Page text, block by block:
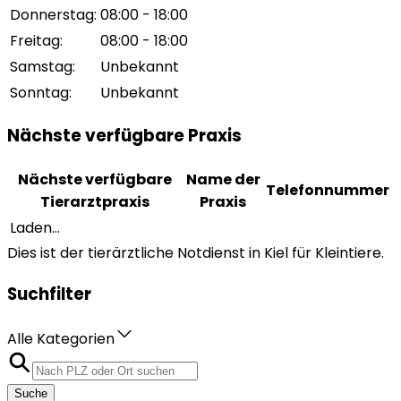
Donnerstag: 08:00 - 18:00
Freitag:
08:00 - 18:00
Samstag:
Unbekannt
Sonntag: Unbekannt
Nächste verfügbare Praxis
Nächste verfügbare
Tierarztpraxis
Name der
Praxis
Telefonnummer
Laden...
Dies ist der tierärztliche Notdienst in Kiel für Kleintiere.
Suchfilter
Alle Kategorien
Suche